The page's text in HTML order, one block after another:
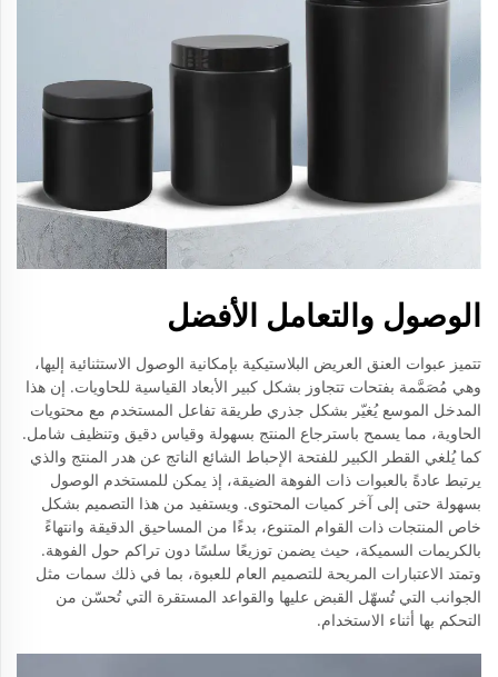
الوصول والتعامل الأفضل
تتميز عبوات العنق العريض البلاستيكية بإمكانية الوصول الاستثنائية إليها،
وهي مُصَمَّمة بفتحات تتجاوز بشكل كبير الأبعاد القياسية للحاويات. إن هذا
المدخل الموسع يُغيّر بشكل جذري طريقة تفاعل المستخدم مع محتويات
الحاوية، مما يسمح باسترجاع المنتج بسهولة وقياس دقيق وتنظيف شامل.
كما يُلغي القطر الكبير للفتحة الإحباط الشائع الناتج عن هدر المنتج والذي
يرتبط عادةً بالعبوات ذات الفوهة الضيقة، إذ يمكن للمستخدم الوصول
بسهولة حتى إلى آخر كميات المحتوى. ويستفيد من هذا التصميم بشكل
خاص المنتجات ذات القوام المتنوع، بدءًا من المساحيق الدقيقة وانتهاءً
بالكريمات السميكة، حيث يضمن توزيعًا سلسًا دون تراكم حول الفوهة.
وتمتد الاعتبارات المريحة للتصميم العام للعبوة، بما في ذلك سمات مثل
الجوانب التي تُسهّل القبض عليها والقواعد المستقرة التي تُحسّن من
التحكم بها أثناء الاستخدام.